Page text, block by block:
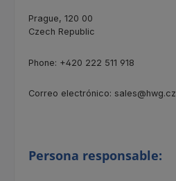
Prague, 120 00
Czech Republic
Phone: +420 222 511 918
Correo electrónico: sales@hwg.cz
Persona responsable: